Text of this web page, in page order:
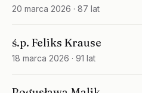
20 marca 2026 · 87 lat
ś.p. Feliks Krause
18 marca 2026 · 91 lat